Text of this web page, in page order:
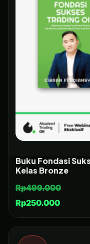
Buku Fondasi
Kelas Bronze
Rp499.000
Rp250.000